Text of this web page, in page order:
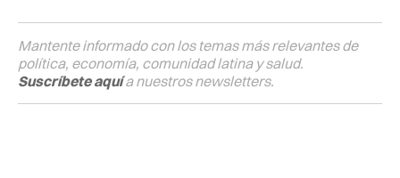
Mantente informado con los temas más relevantes de
política, economía, comunidad latina y salud.
Suscríbete aquía nuestros newsletters.